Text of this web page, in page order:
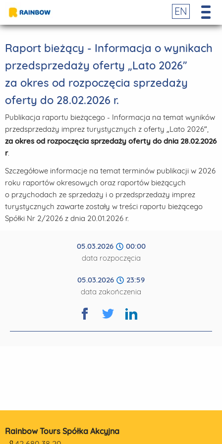
EN
Raport bieżący - Informacja o wynikach
przedsprzedaży oferty „Lato 2026”
za okres od rozpoczęcia sprzedaży
oferty do 28.02.2026 r.
Publikacja raportu bieżącego - Informacja na temat wyników
przedsprzedaży imprez turystycznych z oferty „Lato 2026”,
za okres od rozpoczęcia sprzedaży oferty do dnia 28.02.2026
r.
Szczegółowe informacje na temat terminów publikacji w 2026
roku raportów okresowych oraz raportów bieżących
o przychodach ze sprzedaży i o przedsprzedaży imprez
turystycznych zawarte zostały w treści raportu bieżącego
Spółki Nr 2/2026 z dnia 20.01.2026 r.
05.03.2026
00:00
data rozpoczęcia
05.03.2026
23:59
data zakończenia
Rainbow Tours Spółka Akcyjna